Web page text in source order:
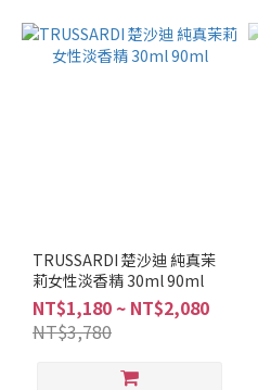
價格
(NT$)
調
木
質
調
TRUSSARDI 楚沙迪 純真茉
莉女性淡香精 30ml 90ml
NT$1,180 ~ NT$2,080
NT$3,780